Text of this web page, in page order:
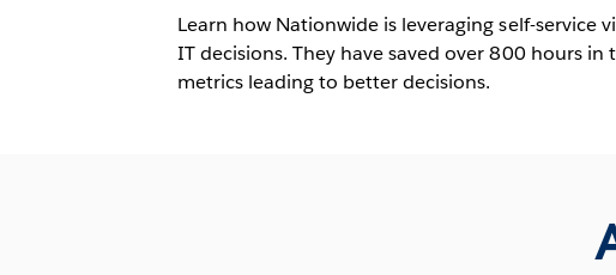
Learn how Nationwide is leveraging self-
IT decisions. They have saved over 800 hours
metrics leading to better decisions.